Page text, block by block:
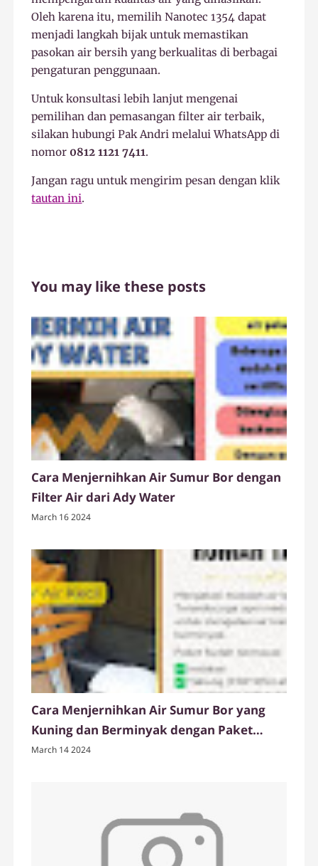
Oleh karena itu, memilih Nanotec 1354 dapat
menjadi langkah bijak untuk memastikan
pasokan air bersih yang berkualitas di berbagai
pengaturan penggunaan.
Untuk konsultasi lebih lanjut mengenai
pemilihan dan pemasangan filter air terbaik,
silakan hubungi Pak Andri melalui WhatsApp di
nomor0812 1121 7411.
Jangan ragu untuk mengirim pesan dengan klik
tautan ini.
You may like these posts
Cara Menjernihkan Air Sumur Bor dengan
Filter Air dari Ady Water
March 16 2024
Cara Menjernihkan Air Sumur Bor yang
Kuning dan Berminyak dengan Paket
Tabung Filter Air FRP dari Ady Water
March 14 2024